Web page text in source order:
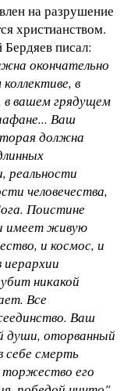
на разрушение
христианством.
писал:
окончательно
в
в вашем грядущем
Ваш
должна
реальности
человечества,
Поистине
имеет живую
и космос, и
иерархии
никакой
Все
Ваш
души, оторванный
себе смерть
его